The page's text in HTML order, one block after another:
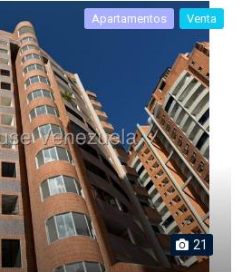
Apartamentos Venta
21